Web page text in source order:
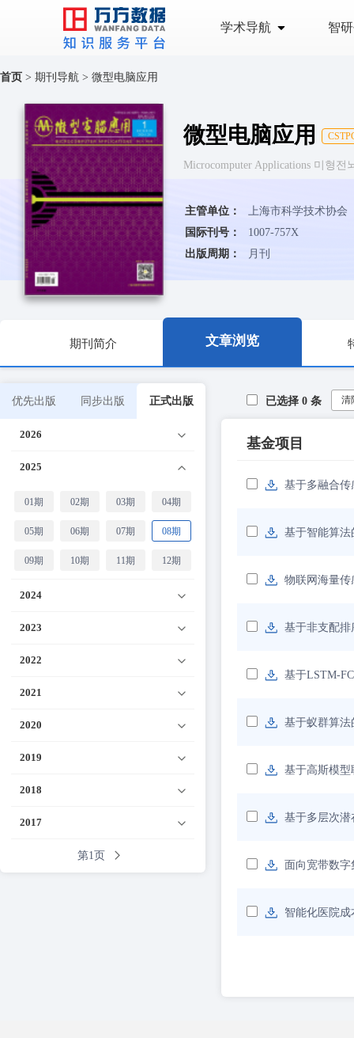
学术导航 智
首页 > 期刊导航 > 微型电脑应用
微型电脑应用
Microcomputer Applications 미형전
主管单位：
上海市科学技术协会
国际刊号：
1007-757X
出版周期：
月刊
期刊简介 文章浏览
优先出版 同步出版 正式出版
2026
2025
01期 02期 03期 04期
05期 06期 07期 08期
09期 10期 11期 12期
2024
2023
2022
2021
2020
2019
2018
2017
第1页
已选择 0 条 清
基金项目
基于多融合
基于智能算
物联网海量
基于非支配
基于LSTM-
基于蚁群算
基于高斯模
基于多层次
面向宽带数
智能化医院